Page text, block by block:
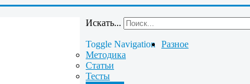
Искать...
Toggle Navigation
Разное
Методика
Статьи
Тесты